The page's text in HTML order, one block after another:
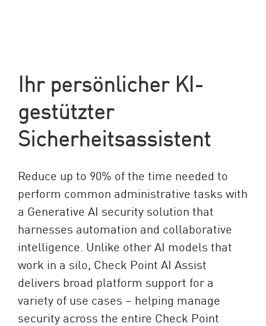
Ihr persönlicher KI-
gestützter
Sicherheitsassistent
Reduce up to 90% of the time needed to
perform common administrative tasks with
a Generative AI security solution that
harnesses automation and collaborative
intelligence. Unlike other AI models that
work in a silo, Check Point AI Assist
delivers broad platform support for a
variety of use cases – helping manage
security across the entire Check Point